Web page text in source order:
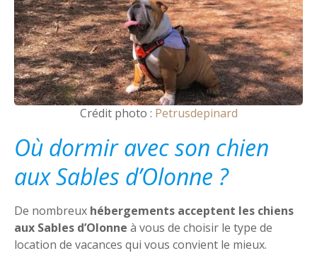
Crédit photo : Petrusdepinard
Où dormir avec son chien
aux Sables d’Olonne ?
De nombreux hébergements acceptent les chiens
aux Sables d’Olonne à vous de choisir le type de
location de vacances qui vous convient le mieux.